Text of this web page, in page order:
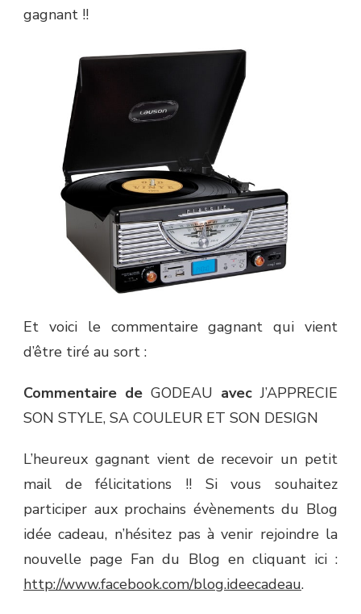
CADEAU
gagnant !!
Et voici le commentaire gagnant qui vient
d’être tiré au sort :
Commentaire de GODEAU avec J’APPRECIE
SON STYLE, SA COULEUR ET SON DESIGN
L’heureux gagnant vient de recevoir un petit
mail de félicitations !! Si vous souhaitez
participer aux prochains évènements du Blog
idée cadeau, n’hésitez pas à venir rejoindre la
nouvelle page Fan du Blog en cliquant ici :
http://www.facebook.com/blog.ideecadeau.